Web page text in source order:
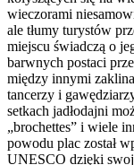
wieczorami
ale tłumy turystów
miejscu świadczą o
barwnych postaci
między innymi
tancerzy i
setkach jadłodajni
„brochettes” i wiele
powodu plac został
UNESCO dzięki